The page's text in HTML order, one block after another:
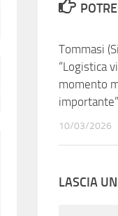
Tommasi
“Logistica
momento
importante”
10/03/2026
LASCIA